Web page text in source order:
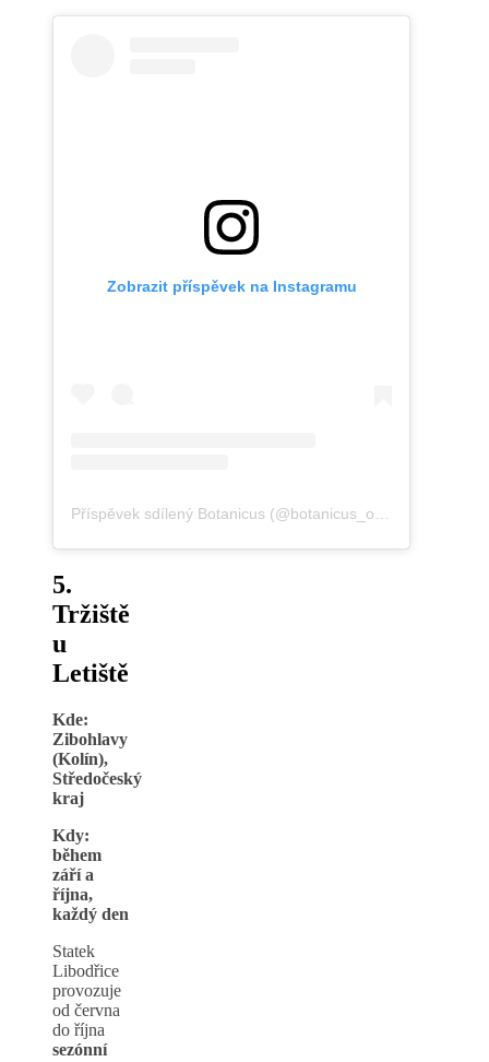
Zobrazit příspěvek na Instagramu
5.
Tržiště
u
Letiště
Kde:
Zibohlavy
(Kolín),
Středočeský
kraj
Kdy:
během
září a
října,
každý den
Statek
Libodřice
provozuje
od června
do října
sezónní